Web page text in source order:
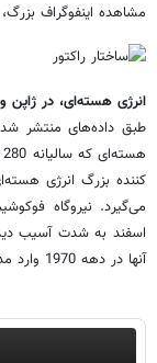
مشاهده اینفوگراف بزرگ،
انرژی هسته‌ای، در ژاپن
کننده بزرگ انرژی
اسفند به شدت آسیب
آنها در دهه 1970 وارد مدار شدند.